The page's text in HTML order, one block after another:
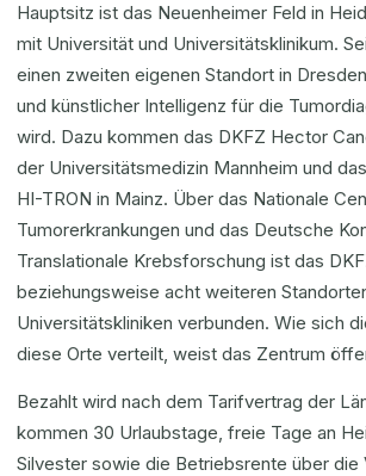
Hauptsitz ist das Neuenheimer Feld in
mit Universität und Universitätsklinikum.
einen zweiten eigenen Standort in
und künstlicher Intelligenz für die
wird. Dazu kommen das DKFZ Hector
der Universitätsmedizin Mannheim und
HI-TRON in Mainz. Über das Nationale
Tumorerkrankungen und das Deutsche
Translationale Krebsforschung ist das
beziehungsweise acht weiteren
Universitätskliniken verbunden. Wie sich
diese Orte verteilt, weist das Zentrum
Bezahlt wird nach dem Tarifvertrag der
kommen 30 Urlaubstage, freie Tage an
Silvester sowie die Betriebsrente über die